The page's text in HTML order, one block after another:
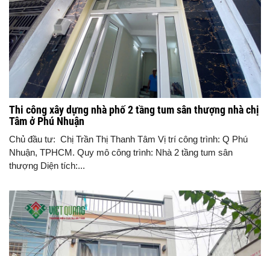
Thi công xây dựng nhà phố 2 tầng tum sân thượng nhà chị
Tâm ở Phú Nhuận
Chủ đầu tư: Chị Trần Thị Thanh Tâm Vị trí công trình: Q Phú
Nhuận, TPHCM. Quy mô công trình: Nhà 2 tầng tum sân
thượng Diện tích:...